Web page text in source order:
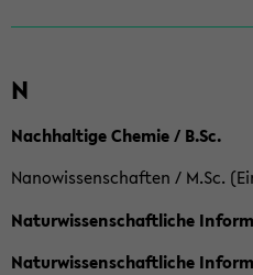
N
Nachhaltige Chemie / B.Sc.
Nanowissenschaften / M.Sc.
Naturwissenschaftliche
Naturwissenschaftliche